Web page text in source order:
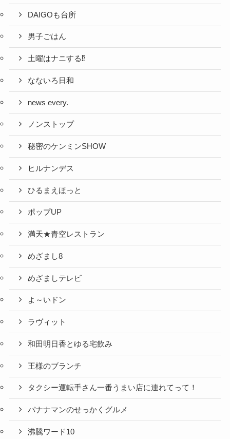
DAIGOも台所
男子ごはん
土曜はナニする⁉
なないろ日和
news every.
ノンストップ
秘密のケンミンSHOW
ヒルナンデス
ひるまえほっと
ポップUP
満天★青空レストラン
めざまし8
めざましテレビ
よ～いドン
ラヴィット
和田明日香とゆる宅飲み
王様のブランチ
タクシー運転手さん一番うまい店に連れてって！
バナナマンのせっかくグルメ
沸騰ワード10